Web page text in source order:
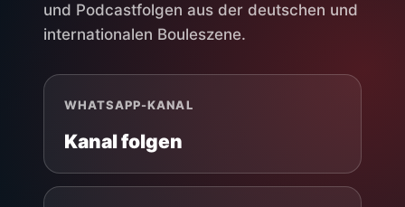
und Podcastfolgen aus der deutschen und
internationalen Bouleszene.
WHATSAPP-KANAL
Kanal folgen